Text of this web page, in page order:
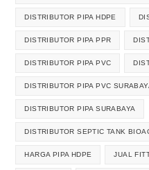
DISTRIBUTOR PIPA HDPE
DISTRIBUTOR PIPA PPR
DISTRIBUTOR PIPA PVC
DISTRIBUTOR PIPA PVC
DISTRIBUTOR PIPA SURABAYA
DISTRIBUTOR SEPTIC TANK
HARGA PIPA HDPE JUAL